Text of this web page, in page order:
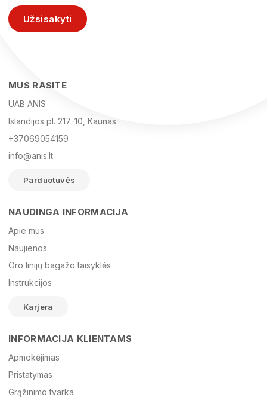
El. paštas
Žinutė
Užsisakyti
MUS RASITE
UAB ANIS
Islandijos pl. 217-10, Kaunas
+37069054159
info@anis.lt
Parduotuvės
NAUDINGA INFORMACIJA
Apie mus
Naujienos
Oro linijų bagažo taisyklės
Instrukcijos
Karjera
INFORMACIJA KLIENTAMS
Apmokėjimas
Pristatymas
Grąžinimo tvarka